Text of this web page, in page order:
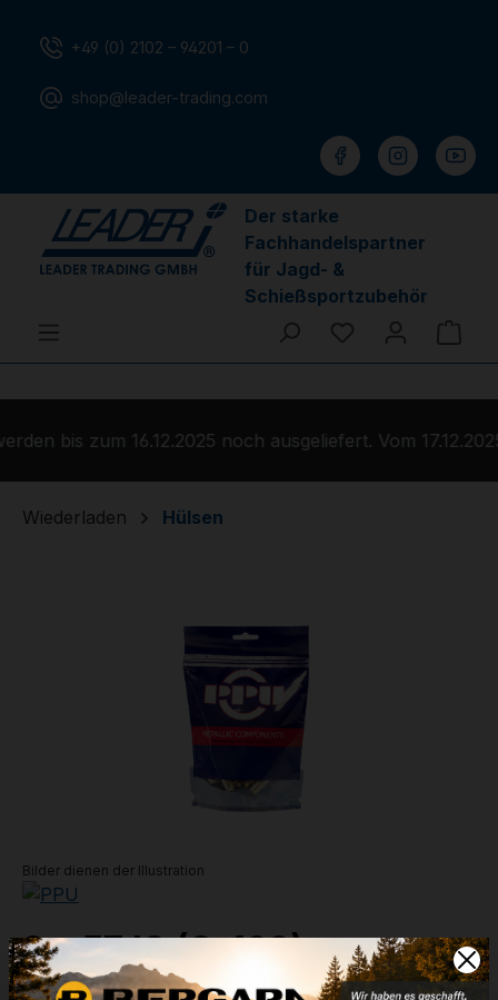
+49 (0) 2102 – 94201 – 0
shop@leader-trading.com
Der starke
Fachhandelspartner
für Jagd- &
Schießsportzubehör
Du hast 0
bis zum 16.12.2025 noch ausgeliefert. Vom
Wiederladen Hülsen
Bilder dienen der Illustration
8 x 57 IS (C-128)
Artikelnummer:36-02220